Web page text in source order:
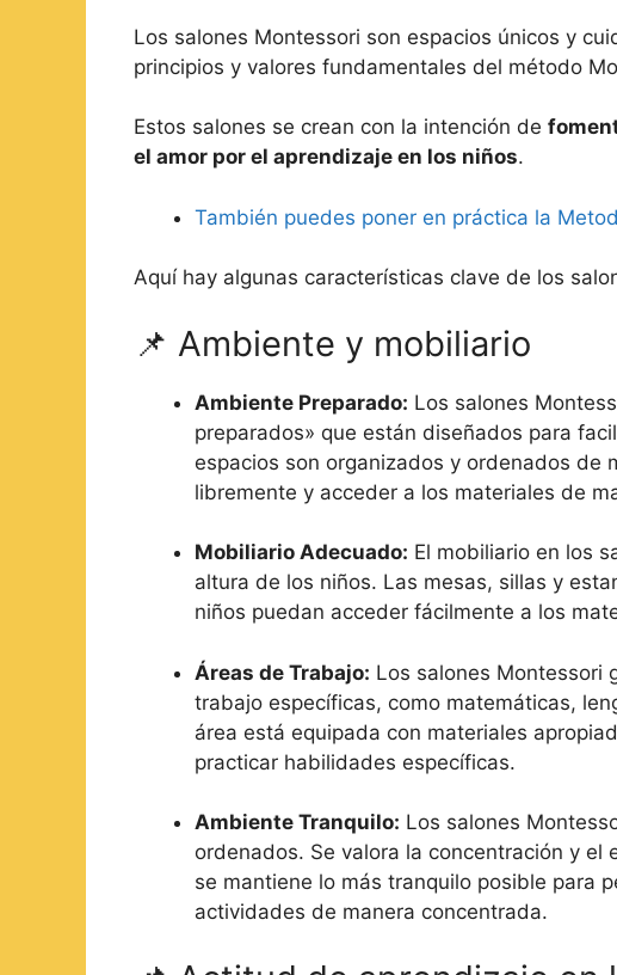
Los salones Montessori son espacios únicos y
principios y valores fundamentales del método
Estos salones se crean con la intención de
el amor por el aprendizaje en los niños.
También puedes poner en práctica la
Aquí hay algunas características clave de los
📌 Ambiente y mobiliario
Ambiente Preparado: Los salones
preparados» que están diseñados para
espacios son organizados y ordenados de
libremente y acceder a los materiales de
Mobiliario Adecuado: El mobiliario en los
altura de los niños. Las mesas, sillas y
niños puedan acceder fácilmente a los
Áreas de Trabajo: Los salones Montessori
trabajo específicas, como matemáticas,
área está equipada con materiales
practicar habilidades específicas.
Ambiente Tranquilo: Los salones
ordenados. Se valora la concentración y
se mantiene lo más tranquilo posible para
actividades de manera concentrada.